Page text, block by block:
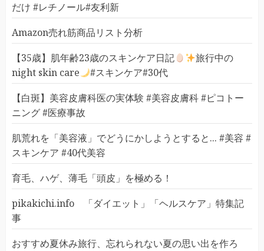
だけ #レチノール#友利新
Amazon売れ筋商品リスト分析
【35歳】肌年齢23歳のスキンケア日記
旅行中の
night skin care
#スキンケア#30代
【白斑】美容皮膚科医の実体験 #美容皮膚科 #ピコトー
ニング #医療事故
肌荒れを「美容液」でどうにかしようとすると... #美容 #
スキンケア #40代美容
育毛、ハゲ、薄毛「頭皮」を極める！
pikakichi.info 「ダイエット」「ヘルスケア」特集記
事
おすすめ夏休み旅行、忘れられない夏の思い出を作ろ